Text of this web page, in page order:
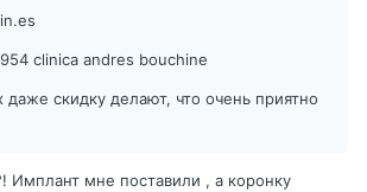
clinica andres bouchine
даже скидку делают, что очень приятно
Имплант мне поставили , а коронку